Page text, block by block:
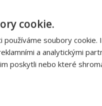
hlavního
snídají
nebo
cookie.
používáme soubory cookie.
a analytickými
poskytli nebo které